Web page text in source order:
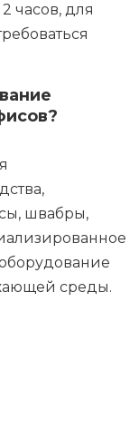
часов, для
швабры,
среды.